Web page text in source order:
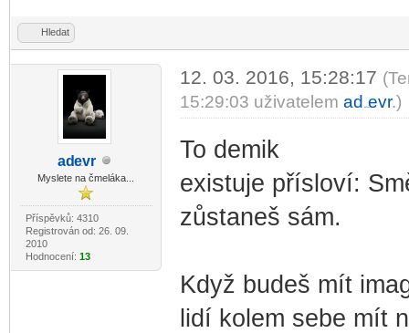
Hledat
adevr
Myslete na čmeláka...
Příspěvků: 4310
Registrován od: 26. 09.
2010
Hodnocení: 13
12. 03. 2016, 15:28:17
15:29:03 uživatelem ad evr.)
To demik
existuje přísloví:
zůstaneš sám.
Když budeš mít
lidí kolem sebe mít